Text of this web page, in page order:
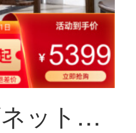
梵宜間庁キャビネット北米黒胡桃の木の実のキャビネットは客間の屏風の仕切り棚の玄関の戸棚の両面のキャビネットの装飾の簡単な保管物の戸棚のアメリカ式家具の8 L 01間のホールのキャビネットに入ります。